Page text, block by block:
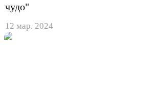
чудо"
12 мар. 2024